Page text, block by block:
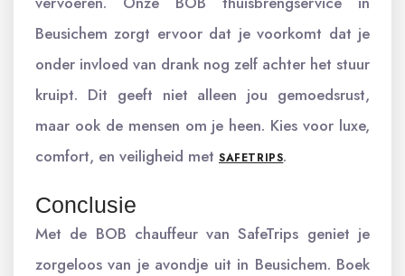
Beusichem zorgt ervoor dat je voorkomt dat je
onder invloed van drank nog zelf achter het stuur
kruipt. Dit geeft niet alleen jou gemoedsrust,
maar ook de mensen om je heen. Kies voor luxe,
comfort, en veiligheid met SAFETRIPS.
Conclusie
Met de BOB chauffeur van SafeTrips geniet je
zorgeloos van je avondje uit in Beusichem. Boek